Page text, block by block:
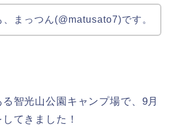
、まっつん(@matusato7)です。
智光山公園キャンプ場で、9月
てきました！